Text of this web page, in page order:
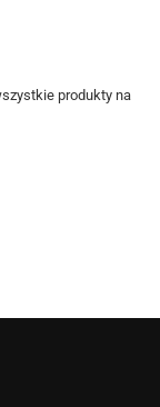
produkty na